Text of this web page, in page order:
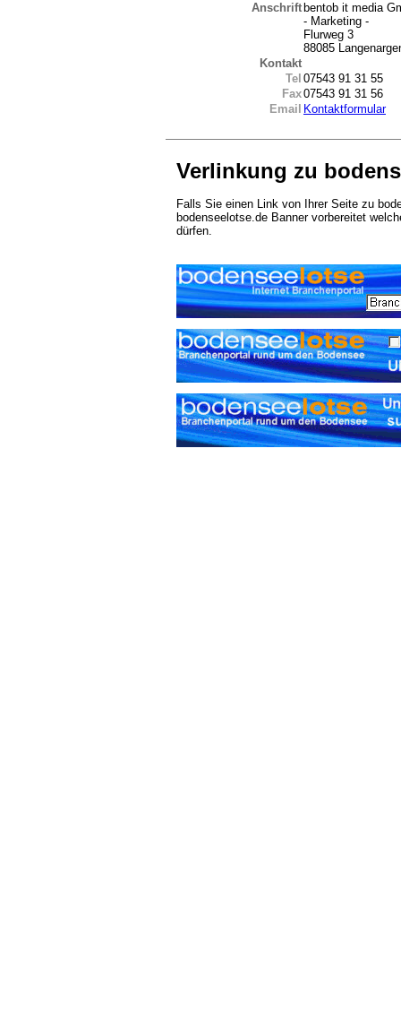
Anschrift bentob it media
- Marketing -
Flurweg 3
88085
Kontakt
Tel 07543 91 31 55
Fax07543 91 31 56
Email Kontaktformular
Verlinkung zu
Falls Sie einen Link von Ihrer Seite zu
bodenseelotse.de Banner vorbereitet
dürfen.